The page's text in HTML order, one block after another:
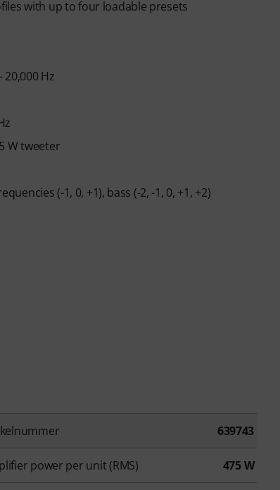
with up to four loadable presets
20,000 Hz
W tweeter
(-1, 0, +1), bass (-2, -1, 0, +1, +2)
639743
power per unit (RMS) 475 W